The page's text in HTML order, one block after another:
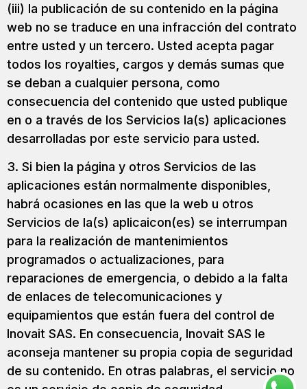
(iii) la publicación de su contenido en la página
web no se traduce en una infracción del contrato
entre usted y un tercero. Usted acepta pagar
todos los royalties, cargos y demás sumas que
se deban a cualquier persona, como
consecuencia del contenido que usted publique
en o a través de los Servicios la(s) aplicaciones
desarrolladas por este servicio para usted.
3. Si bien la página y otros Servicios de las
aplicaciones están normalmente disponibles,
habrá ocasiones en las que la web u otros
Servicios de la(s) aplicaicon(es) se interrumpan
para la realización de mantenimientos
programados o actualizaciones, para
reparaciones de emergencia, o debido a la falta
de enlaces de telecomunicaciones y
equipamientos que están fuera del control de
Inovait SAS. En consecuencia, Inovait SAS le
aconseja mantener su propia copia de seguridad
de su contenido. En otras palabras, el servicio no